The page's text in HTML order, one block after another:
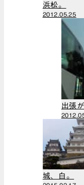
浜松。
2012.05.25
出張
城、白。